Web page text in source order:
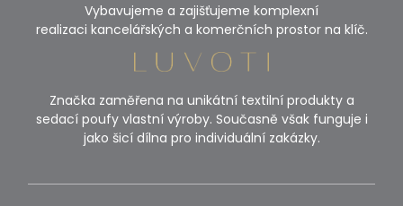
Vybavujeme a zajišťujeme komplexní
realizaci kancelářských a komerčních prostor na klíč.
Značka zaměřena na unikátní textilní produkty a
sedací poufy vlastní výroby. Současně však funguje i
jako šicí dílna pro individuální zakázky.